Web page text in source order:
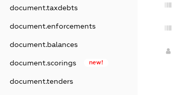
document.taxdebts
document.enforcements
document.balances
document.scorings new!
document.tenders